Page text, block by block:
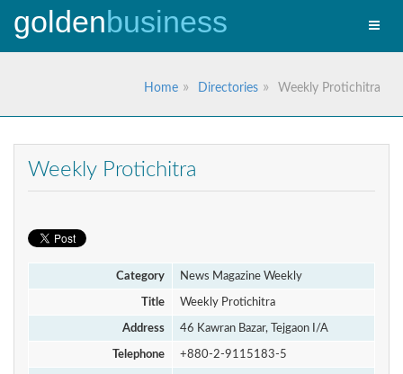
goldenbusiness
Toggle
Home Directories Weekly Protichitra
Weekly Protichitra
Category News Magazine Weekly
Title Weekly Protichitra
Address 46 Kawran Bazar, Tejgaon I/A
Telephone +880-2-9115183-5